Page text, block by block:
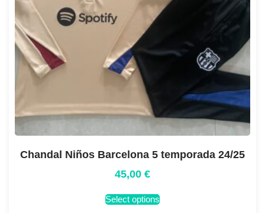
Chandal Niños Barcelona 5 temporada 24/25
45,00 €
Select options